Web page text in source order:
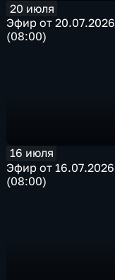
20 июля
Эфир от 20.07.2026
(08:00)
16 июля
Эфир от 16.07.2026
(08:00)